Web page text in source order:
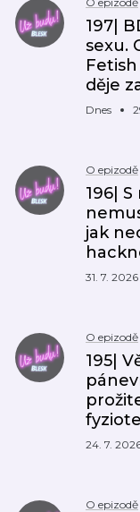
197|
sexu.
děje
Dnes
O epizodě
196|
jak
31. 7. 2026
O epizodě
195|
24. 7.
O epizodě